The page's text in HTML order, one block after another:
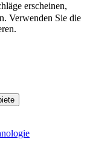
erscheinen,
Verwenden Sie die